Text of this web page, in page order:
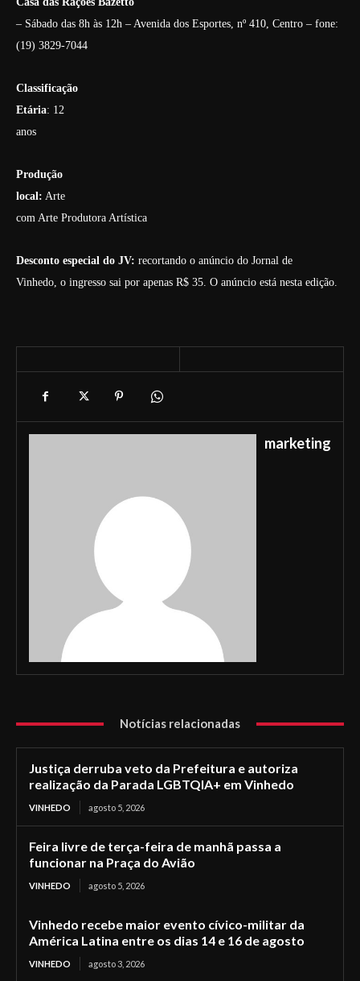
– Sábado das 8h às 12h – Avenida dos Esportes, nº 410, Centro – fone:
(19) 3829-7044
Classificação
Etária: 12
anos
Produção
local: Arte
com Arte Produtora Artística
Desconto especial do JV: recortando o anúncio do Jornal de
Vinhedo, o ingresso sai por apenas R$ 35. O anúncio está nesta edição.
marketing
Notícias relacionadas
Justiça derruba veto da Prefeitura e autoriza
realização da Parada LGBTQIA+ em Vinhedo
VINHEDO agosto 5, 2026
Feira livre de terça-feira de manhã passa a
funcionar na Praça do Avião
VINHEDO agosto 5, 2026
Vinhedo recebe maior evento cívico-militar da
América Latina entre os dias 14 e 16 de agosto
VINHEDO agosto 3, 2026